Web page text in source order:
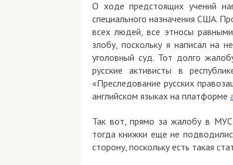
О ходе предстоящих учений
специального назначения США.
всех людей, все этносы
злобу, поскольку я написал на
уголовный суд. Тот долго
русские активисты в
«Преследование русских
английском языках на платформе
Так вот, прямо за жалобу в
тогда книжки еще не
сторону, поскольку есть такая